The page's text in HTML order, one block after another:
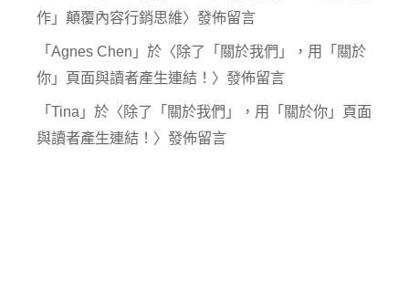
作」顛覆內容行銷思維〉發佈留言
「 Agnes Chen 」於〈除了「關於我們」，用「關於
你」頁面與讀者產生連結！ 〉發佈留言
「 Tina 」於〈除了「關於我們」，用「關於你」頁面
與讀者產生連結！ 〉發佈留言